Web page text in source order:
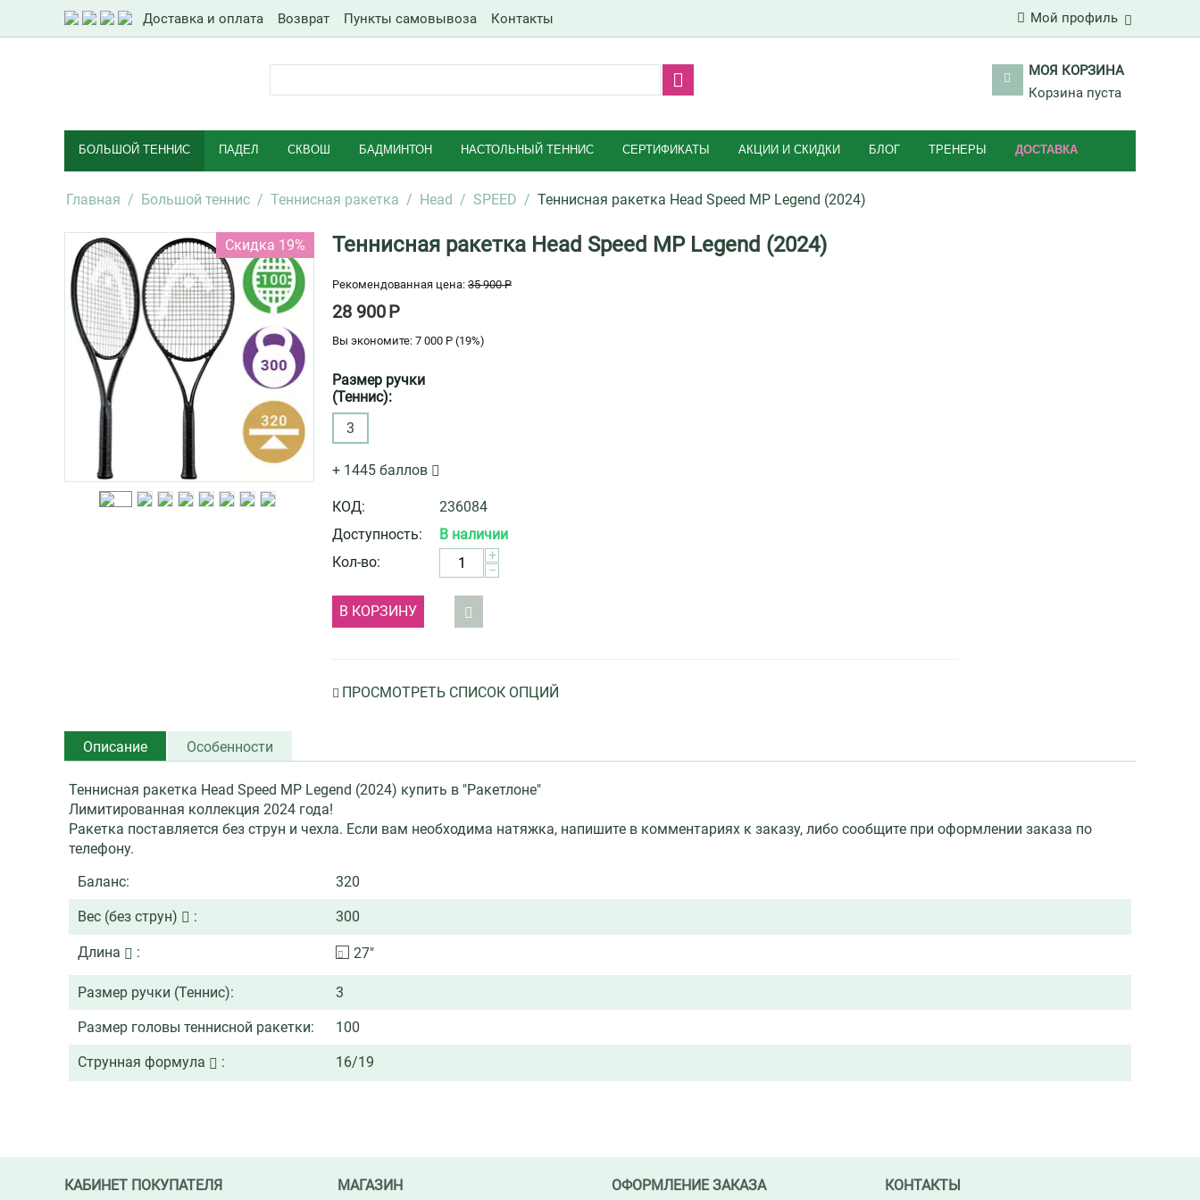
Доставка и оплата Возврат Пункты самовывоза Контакты Мой профиль
МОЯ КОРЗИНА
Корзина пуста
БОЛЬШОЙ ТЕННИС ПАДЕЛ СКВОШ БАДМИНТОН НАСТОЛЬНЫЙ ТЕННИС СЕРТИФИКАТЫ АКЦИИ И СКИДКИ БЛОГ ТРЕНЕРЫ ДОСТАВКА
Главная / Большой теннис / Теннисная ракетка / Head / SPEED / Теннисная ракетка Head Speed MP Legend (2024)
Скидка 19% Теннисная ракетка Head Speed MP Legend (2024)
Рекомендованная цена: 35 900 Р
28 900Р
Вы экономите: 7 000 Р (19%)
Размер ручки
(Теннис):
3
+ 1445 баллов
КОД:
236084
Доступность:
В наличии
Кол-во:
+
−
В КОРЗИНУ
ПРОСМОТРЕТЬ СПИСОК ОПЦИЙ
Описание Особенности
Теннисная ракетка Head Speed MP Legend (2024) купить в "Ракетлоне"
Лимитированная коллекция 2024 года!
Ракетка поставляется без струн и чехла. Если вам необходима натяжка, напишите в комментариях к заказу, либо сообщите при оформлении заказа по
телефону.
Баланс:
320
Вес (без струн) : 300
Длина : 27"
Размер ручки (Теннис): 3
Размер головы теннисной ракетки: 100
Струнная формула : 16/19
КАБИНЕТ ПОКУПАТЕЛЯ МАГАЗИН ОФОРМЛЕНИЕ ЗАКАЗА КОНТАКТЫ